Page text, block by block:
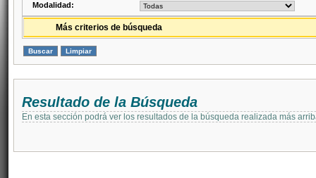
Modalidad:
Más criterios de búsqueda
Resultado de la Búsqueda
En esta sección podrá ver los resultados de la búsqueda realizada más